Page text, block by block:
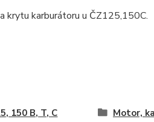
krytu karburátoru u ČZ125,150C.
150 B, T, C Motor,